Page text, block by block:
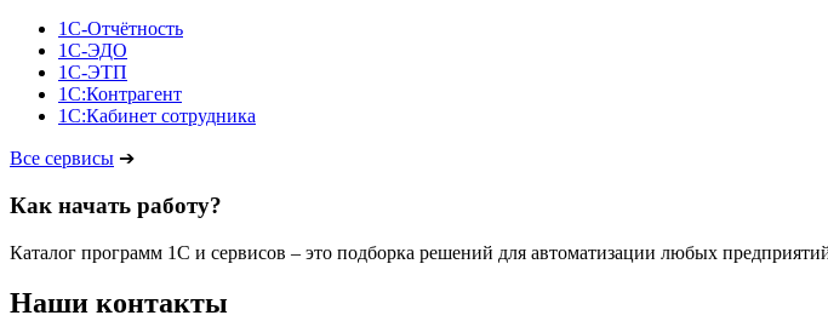
1С-Отчётность
1С-ЭДО
1С-ЭТП
1С:Контрагент
1С:Кабинет сотрудника
Все сервисы ➔
Как начать работу?
Каталог программ 1С и сервисов – это подборка решений для автоматизации любых
Наши контакты